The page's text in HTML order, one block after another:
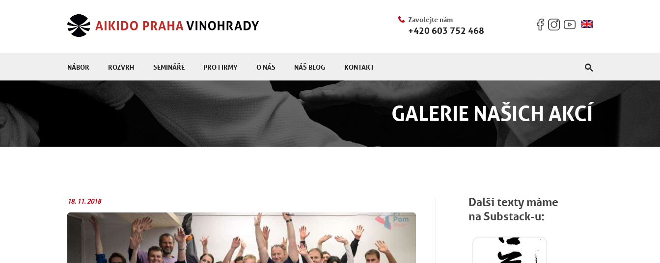
Zavolejte nám
+420 603 752 468
NÁBOR ROZVRH SEMINÁŘE PRO FIRMY O NÁS NÁŠ BLOG KONTAKT
GALERIE NAŠICH AKCÍ
18. 11. 2018
Další texty máme
na Substack-u: